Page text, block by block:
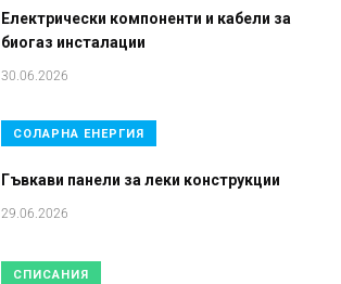
Електрически компоненти и кабели за
биогаз инсталации
30.06.2026
СОЛАРНА ЕНЕРГИЯ
Гъвкави панели за леки конструкции
29.06.2026
СПИСАНИЯ